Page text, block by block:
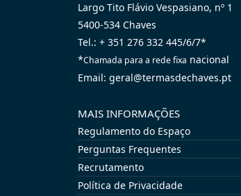
Largo Tito Flávio Vespasiano, nº 1
5400-534 Chaves
Tel.: + 351 276 332 445/6/7*
*Chamada para a rede fixa nacional
Email: geral@termasdechaves.pt
MAIS INFORMAÇÕES
Regulamento do Espaço
Perguntas Frequentes
Recrutamento
Política de Privacidade